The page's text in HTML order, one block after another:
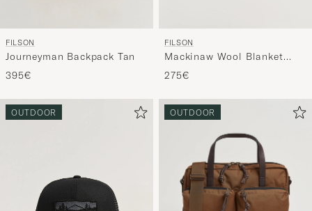
FILSON
Journeyman Backpack Tan
395€
FILSON
Mackinaw Wool Blanket
Charcoal
275€
OUTDOOR OUTDOOR